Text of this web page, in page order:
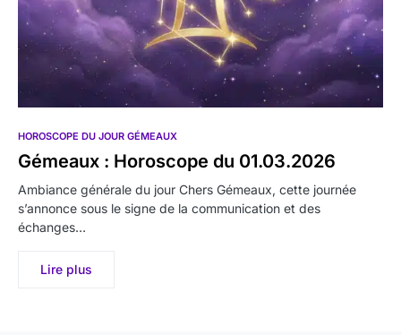
HOROSCOPE DU JOUR GÉMEAUX
Gémeaux : Horoscope du 01.03.2026
Ambiance générale du jour Chers Gémeaux, cette journée
s’annonce sous le signe de la communication et des
échanges…
Lire plus